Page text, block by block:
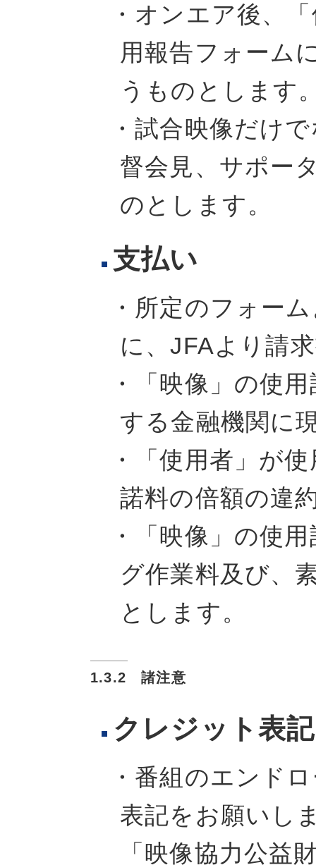
・オンエア後、
用報告フォーム
うものとします
・試合映像だけ
督会見、サポー
のとします。
支払い
・所定のフォー
に、JFAより請
・「映像」の使
する金融機関に
・「使用者」が
諾料の倍額の違
・「映像」の使
グ作業料及び、
とします。
1.3.2 諸注意
クレジット表
・番組のエンド
表記をお願いし
「映像協力公益